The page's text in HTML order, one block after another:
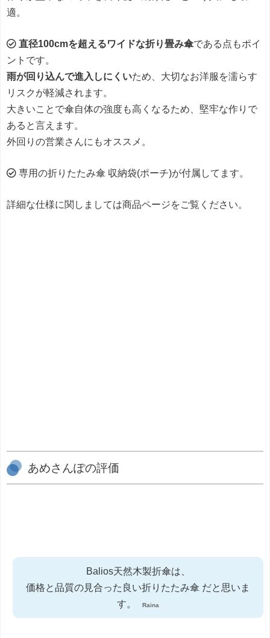
適。
直径100cmを超えるワイドな折り畳み傘である点もポイ
ントです。
雨が回り込んで進入しにくいため、大切なお洋服を濡らす
リスクが軽減されます。
大きいことで傘自体の強度も高くなるため、堅牢な作りで
あると言えます。
外回りの営業さんにもオススメ。
専用の折りたたみ傘 収納袋(ポーチ)が付属してます。
詳細な仕様に関しましては商品ページをご覧ください。
あめさんぽの評価
Balios天然木製折傘は、
価格と品質の見合った良い折りたたみ傘 だと思いま
す。
Raina